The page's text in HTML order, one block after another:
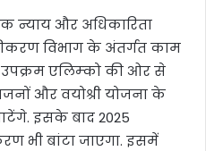
न्याय और अधिकारिता
विभाग के अंतर्गत काम
उपक्रम एलिम्को की ओर से
और वयोश्री योजना के
इसके बाद 2025
भी बांटा जाएगा. इसमें